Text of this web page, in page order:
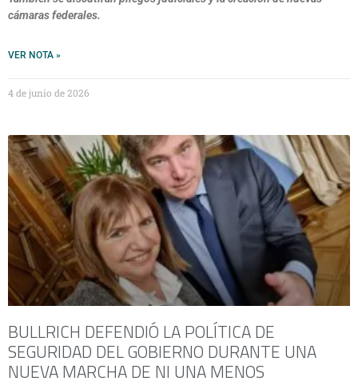
cámaras federales.
VER NOTA »
4 de junio de 2026
BULLRICH DEFENDIÓ LA POLÍTICA DE
SEGURIDAD DEL GOBIERNO DURANTE UNA
NUEVA MARCHA DE NI UNA MENOS